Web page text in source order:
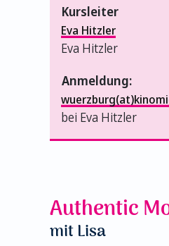
Kursleiter
Eva Hitzler
Eva Hitzler
Anmeldung:
bei Eva Hitzler
Authentic
mit Lisa